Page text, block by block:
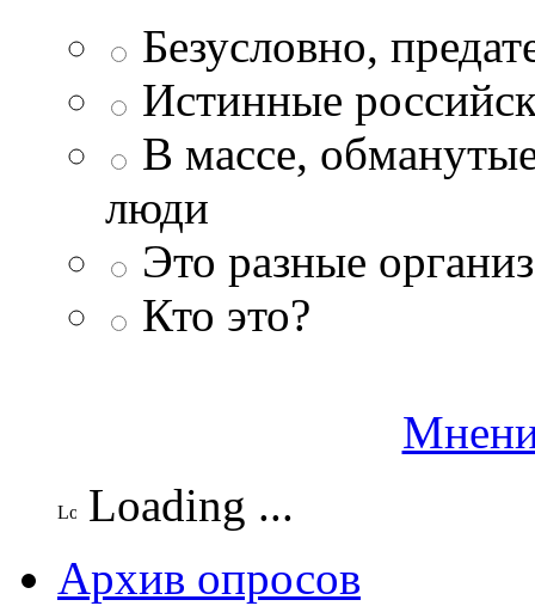
Безусловно,
Истинные
В массе,
люди
Это разные
Кто это?
Loading ...
Архив опросов